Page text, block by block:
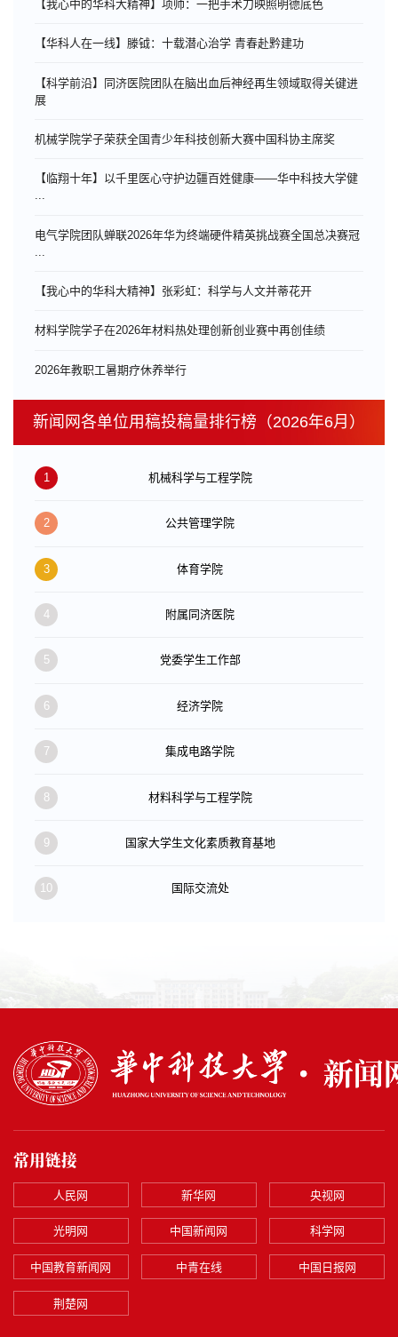
【我心中的华科大精神】项帅：一把手术刀映照明德底色
【华科人在一线】滕钺：十载潜心治学 青春赴黔建功
【科学前沿】同济医院团队在脑出血后神经再生领域取得关键进
展
机械学院学子荣获全国青少年科技创新大赛中国科协主席奖
【临翔十年】以千里医心守护边疆百姓健康——华中科技大学健
...
电气学院团队蝉联2026年华为终端硬件精英挑战赛全国总决赛冠
【我心中的华科大精神】张彩虹：科学与人文并蒂花开
材料学院学子在2026年材料热处理创新创业赛中再创佳绩
​2026年教职工暑期疗休养举行
新闻网各单位用稿投稿量排行榜（2026年6月）
1 机械科学与工程学院
2 公共管理学院
3 体育学院
4 附属同济医院
5 党委学生工作部
6 经济学院
7 集成电路学院
8 材料科学与工程学院
9 国家大学生文化素质教育基地
10 国际交流处
常用链接
人民网 新华网 央视网
光明网 中国新闻网 科学网
中国教育新闻网 中青在线 中国日报网
荆楚网